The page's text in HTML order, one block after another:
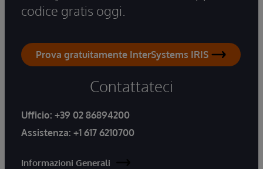
codice gratis oggi.
Prova gratuitamente InterSystems IRIS
Contattateci
Ufficio: +39 02 86894200
Assistenza: +1 617 6210700
Informazioni Generali